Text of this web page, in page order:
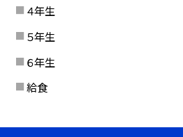
４年生
５年生
６年生
給食